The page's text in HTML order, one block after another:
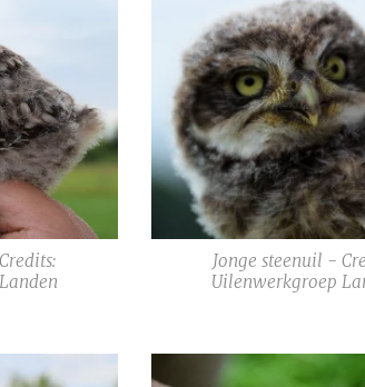
Jonge steenuil -
Uilenwerkgroep